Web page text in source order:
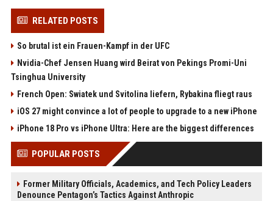
RELATED POSTS
So brutal ist ein Frauen-Kampf in der UFC
Nvidia-Chef Jensen Huang wird Beirat von Pekings Promi-Uni
Tsinghua University
French Open: Swiatek und Svitolina liefern, Rybakina fliegt raus
iOS 27 might convince a lot of people to upgrade to a new iPhone
iPhone 18 Pro vs iPhone Ultra: Here are the biggest differences
POPULAR POSTS
Former Military Officials, Academics, and Tech Policy Leaders
Denounce Pentagon’s Tactics Against Anthropic